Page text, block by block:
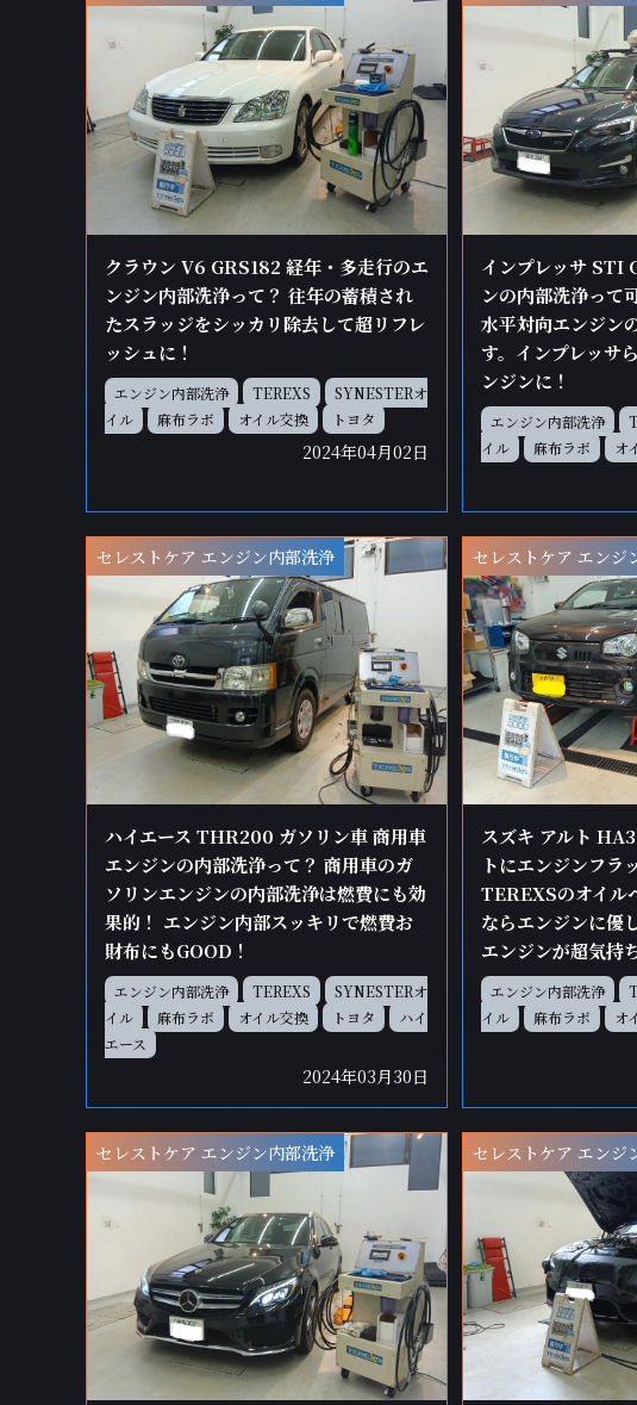
クラウン V6 GRS182 経年・多走行のエ
ンジン内部洗浄って？ 往年の蓄積され
たスラッジをシッカリ除去して超リフレ
ッシュに！
エンジン内部洗浄 TEREXS
SYNESTERオ
イル
麻布ラボ オイル交換 トヨタ
2024年04月02日
インプレッサ STI
ンの内部洗浄って
水平対向エンジン
す。インプレッサ
ンジンに！
エンジン内部洗浄
イル
麻布ラボ オ
セレストケア エンジン内部洗浄
ハイエース THR200 ガソリン車 商用車
エンジンの内部洗浄って？ 商用車のガ
ソリンエンジンの内部洗浄は燃費にも効
果的！ エンジン内部スッキリで燃費お
財布にもGOOD！
エンジン内部洗浄 TEREXS
SYNESTERオ
イル
麻布ラボ オイル交換 トヨタ
ハイ
エース
2024年03月30日
セレストケア エンジ
スズキ アルト
トにエンジンフラ
TEREXSのオイル
ならエンジンに優
エンジンが超気持
エンジン内部洗浄
イル
麻布ラボ オ
セレストケア エンジン内部洗浄 セレストケア エンジ